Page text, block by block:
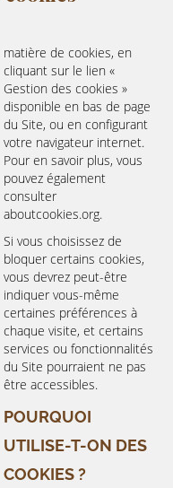
matière de cookies, en
cliquant sur le lien «
Gestion des cookies »
disponible en bas de page
du Site, ou en configurant
votre navigateur internet.
Pour en savoir plus, vous
pouvez également
consulter
aboutcookies.org.
Si vous choisissez de
bloquer certains cookies,
vous devrez peut-être
indiquer vous-même
certaines préférences à
chaque visite, et certains
services ou fonctionnalités
du Site pourraient ne pas
être accessibles.
POURQUOI
UTILISE-T-ON DES
COOKIES ?